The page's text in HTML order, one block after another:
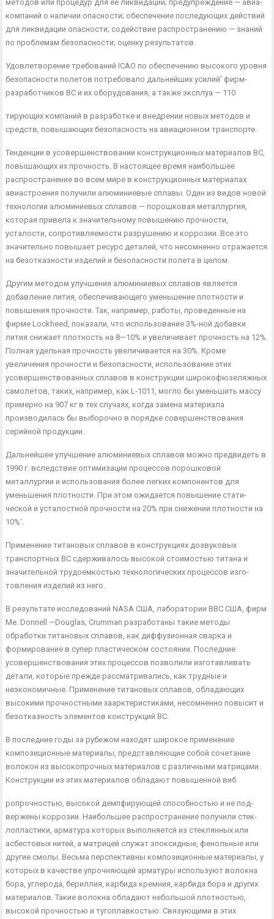
методов или процедур для ее ликвидации; предупреждение — авиа­
компаний о наличии опасности; обеспечение последующих дей­ствий
для ликвидации опасности; содействие распространению — знаний
по проблемам безопасности; оценку результатов.
Удовлетворение требований ICAO по обеспечению высокого уровня
безопасности полетов потребовало дальнейших усилий’ фирм-
разработчиков ВС и их оборудования, а также эксплуа — 110
тирующих компаний в разработке и внедрении новых методов и
средств, повышающих безопасность на авиационном транс­порте.
Тенденции в усовершенствовании конструкционных материа­лов ВС,
повышающих их прочность. В настоящее время наи­большее
распространение во всем мире в конструкционных ма­териалах
авиастроения получили алюминиевые сплавы. Один из видов новой
технологии алюминиевых сплавов — порошковая металлургия,
которая привела к значительному повышению прочности,
усталости, сопротивляемости разрушению и корро­зии. Все это
значительно повышает ресурс деталей, что несом­ненно отражается
на безотказности изделий и безопасности по­лета в целом.
Другим методом улучшения алюминиевых сплавов является
добавление лития, обеспечивающего уменьшение плотности и
повышения прочности. Так, например, работы, проведенные на
фирме Lockheed, показали, что использование 3%-ной добавки
лития снижает плотность на 8—10% и увеличивает прочность на 12%.
Полная удельная прочность увеличивается на 30%. Кроме
увеличения прочности и безопасности, использование этих
усовершенствованных сплавов в конструкции широкофю­зеляжных
самолетов, таких, например, как L-1011, могло бы уменьшить массу
примерно на 907 кг в тех случаях, когда заме­на материала
производилась бы выборочно в порядке совершен­ствования
серийной продукции.
Дальнейшее улучшение алюминиевых сплавов можно пред­видеть в
1990 г. вследствие оптимизации процессов порошковой
металлургии и использования более легких компонентов для
уменьшения плотности. При этом ожидается повышение стати­
ческой и усталостной прочности на 20% при снижении плотно­сти на
10%’.
Применение титановых сплавов в конструкциях дозвуковых
транспортных ВС сдерживалось высокой стоимостью титана и
значительной трудоемкостью технологических процессов изго­
товления изделий из него.
В результате исследований NASA США, лаборатории ВВС США, фирм
Me. Donnell —Douglas, Crumman разработаны та­кие методы
обработки титановых сплавов, как диффузионная сварка и
формирование в супер пластическом состоянии. Послед­ние
усовершенствования этих процессов позволили изготавли­вать
детали, которые прежде рассматривались, как трудные и
неэкономичные. Применение титановых сплавов, обладающих
высокими прочностными хаарктеристиками, несомненно повы­сит и
безотказность элементов конструкций ВС.
В последние годы за рубежом находят широкое применение
композиционные материалы, представляющие собой сочетание
волокон из высокопрочных материалов с различными матрица­ми.
Конструкции из этих материалов обладают повышенной виб­
ропрочностью, высокой демпфирующей способностью и не под­
вержены коррозии. Наибольшее распространение получили стек­
лопластики, арматура которых выполняется из стеклянных или
асбестовых нитей, а матрицей служат эпоксидные, фенольные или
другие смолы. Весьма перспективны композиционные мате­риалы, у
которых в качестве упрочняющей арматуры использу­ют волокна
бора, углерода, бериллия, карбида кремния, карби­да бора и других
материалов. Такие волокна обладают неболь­шой плотностью,
высокой прочностью и тугоплавкостью. Свя­зующими в этих